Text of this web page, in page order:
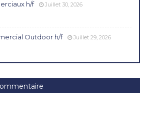
h/f Juillet 30, 2026
Outdoor h/f Juillet 29, 2026